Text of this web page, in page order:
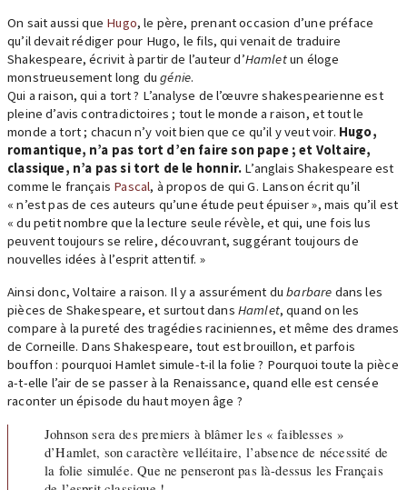
On sait aussi que Hugo, le père, prenant occasion d’une préface
qu’il devait rédiger pour Hugo, le fils, qui venait de traduire
Shakespeare, écrivit à partir de l’auteur d’Hamletun éloge
monstrueusement long dugénie.
Qui a raison, qui a tort ? L’analyse de l’œuvre shakespearienne est
pleine d’avis contradictoires ; tout le monde a raison, et tout le
monde a tort ; chacun n’y voit bien que ce qu’il y veut voir. Hugo,
romantique, n’a pas tort d’en faire son pape ; et Voltaire,
classique, n’a pas si tort de le honnir. L’anglais Shakespeare est
comme le français Pascal, à propos de qui G. Lanson écrit qu’il
« n’est pas de ces auteurs qu’une étude peut épuiser », mais qu’il est
« du petit nombre que la lecture seule révèle, et qui, une fois lus
peuvent toujours se relire, découvrant, suggérant toujours de
nouvelles idées à l’esprit attentif. »
Ainsi donc, Voltaire a raison. Il y a assurément dubarbare dans les
pièces de Shakespeare, et surtout dans Hamlet, quand on les
compare à la pureté des tragédies raciniennes, et même des drames
de Corneille. Dans Shakespeare, tout est brouillon, et parfois
bouffon : pourquoi Hamlet simule-t-il la folie ? Pourquoi toute la pièce
a-t-elle l’air de se passer à la Renaissance, quand elle est censée
raconter un épisode du haut moyen âge ?
Johnson sera des premiers à blâmer les « faiblesses »
d’Hamlet, son caractère velléitaire, l’absence de nécessité de
la folie simulée. Que ne penseront pas là-dessus les Français